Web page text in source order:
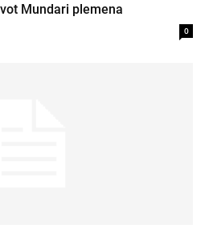
Mundari plemena
0